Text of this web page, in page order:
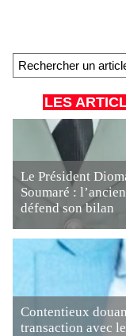
LES
Le Président
Soumaré :
défend son bilan
Contentieux
transaction avec